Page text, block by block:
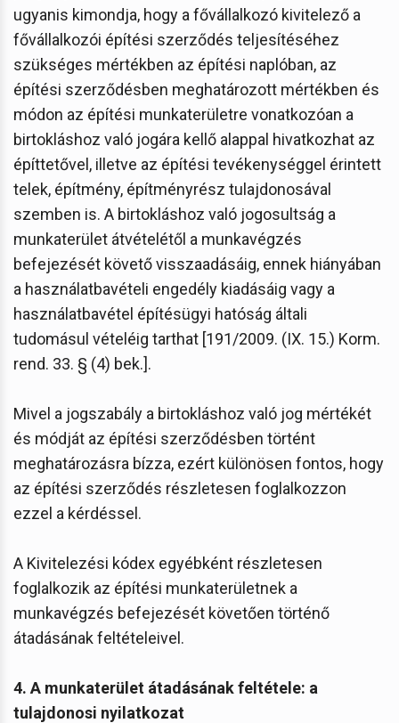
ugyanis kimondja, hogy a fővállalkozó kivitelező a
fővállalkozói építési szerződés teljesítéséhez
szükséges mértékben az építési naplóban, az
építési szerződésben meghatározott mértékben és
módon az építési munkaterületre vonatkozóan a
birtokláshoz való jogára kellő alappal hivatkozhat az
építtetővel, illetve az építési tevékenységgel érintett
telek, építmény, építményrész tulajdonosával
szemben is. A birtokláshoz való jogosultság a
munkaterület átvételétől a munkavégzés
befejezését követő visszaadásáig, ennek hiányában
a használatbavételi engedély kiadásáig vagy a
használatbavétel építésügyi hatóság általi
tudomásul vételéig tarthat [191/2009. (IX. 15.) Korm.
rend. 33. § (4) bek.].
Mivel a jogszabály a birtokláshoz való jog mértékét
és módját az építési szerződésben történt
meghatározásra bízza, ezért különösen fontos, hogy
az építési szerződés részletesen foglalkozzon
ezzel a kérdéssel.
A Kivitelezési kódex egyébként részletesen
foglalkozik az építési munkaterületnek a
munkavégzés befejezését követően történő
átadásának feltételeivel.
4. A munkaterület átadásának feltétele: a
tulajdonosi nyilatkozat